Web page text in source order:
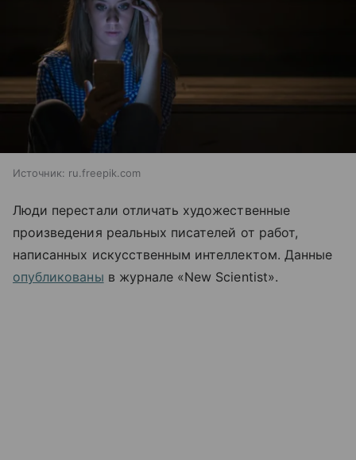
Источник: ru.freepik.com
Люди перестали отличать художественные
произведения реальных писателей от работ,
написанных искусственным интеллектом. Данные
опубликованы в журнале «New Scientist».